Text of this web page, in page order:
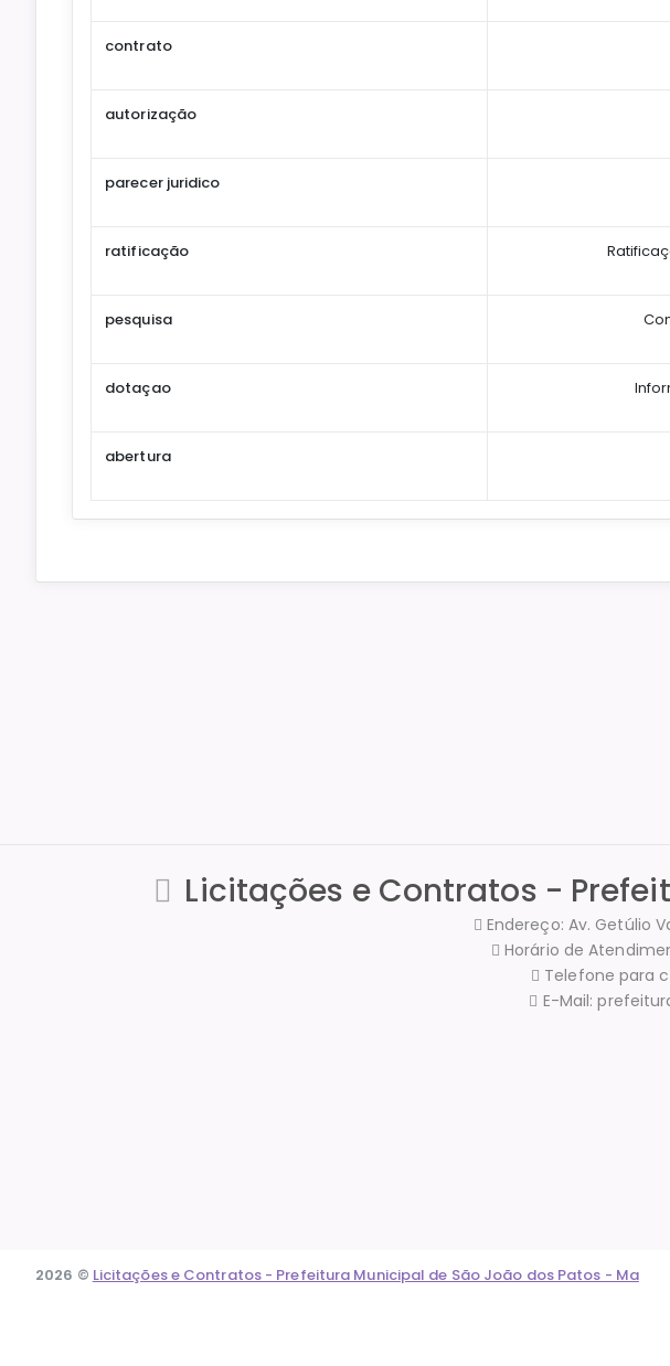
contrato
autorização
parecer juridico
ratificação
pesquisa
dotaçao
abertura
Licitações e Contratos -
Endereço: Av. Getúlio
Horário de
Telefone para
E-Mail:
2026 © Licitações e Contratos - Prefeitura Municipal de São João dos Patos - Ma